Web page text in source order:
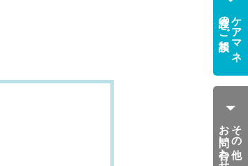
ケアマネ
介護のご相談
その他
お問い合わせ